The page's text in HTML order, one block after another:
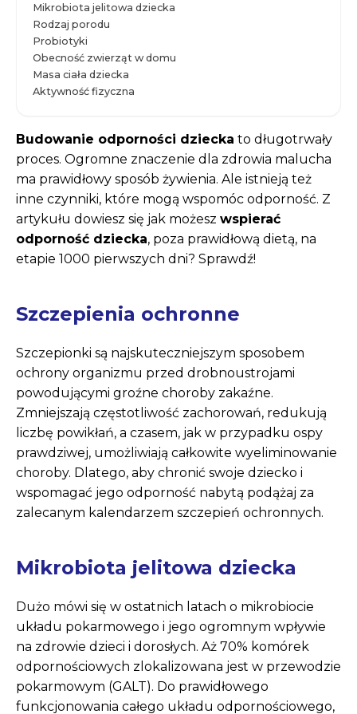
Mikrobiota jelitowa dziecka
Rodzaj porodu
Probiotyki
Obecność zwierząt w domu
Masa ciała dziecka
Aktywność fizyczna
Budowanie odporności dziecka to długotrwały
proces. Ogromne znaczenie dla zdrowia malucha
ma prawidłowy sposób żywienia. Ale istnieją też
inne czynniki, które mogą wspomóc odporność. Z
artykułu dowiesz się jak możesz wspierać
odporność dziecka, poza prawidłową dietą, na
etapie 1000 pierwszych dni? Sprawdź!
Szczepienia ochronne
Szczepionki są najskuteczniejszym sposobem
ochrony organizmu przed drobnoustrojami
powodującymi groźne choroby zakaźne.
Zmniejszają częstotliwość zachorowań, redukują
liczbę powikłań, a czasem, jak w przypadku ospy
prawdziwej, umożliwiają całkowite wyeliminowanie
choroby. Dlatego, aby chronić swoje dziecko i
wspomagać jego odporność nabytą podążaj za
zalecanym kalendarzem szczepień ochronnych.
Mikrobiota jelitowa dziecka
Dużo mówi się w ostatnich latach o mikrobiocie
układu pokarmowego i jego ogromnym wpływie
na zdrowie dzieci i dorosłych. Aż 70% komórek
odpornościowych zlokalizowana jest w przewodzie
pokarmowym (GALT). Do prawidłowego
funkcjonowania całego układu odpornościowego,